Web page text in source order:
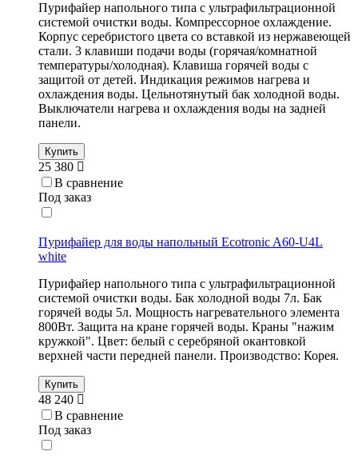
Пурифайер напольного типа с ультрафильтрационной
системой очистки воды. Компрессорное охлаждение.
Корпус серебристого цвета со вставкой из нержавеющей
стали. 3 клавиши подачи воды (горячая/комнатной
температуры/холодная). Клавиша горячей воды с
защитой от детей. Индикация режимов нагрева и
охлаждения воды. Цельнотянутый бак холодной воды.
Выключатели нагрева и охлаждения воды на задней
панели.
Купить
25 380
В сравнение
Под заказ
Пурифайер для воды напольный Ecotronic A60-U4L
white
Пурифайер напольного типа с ультрафильтрационной
системой очистки воды. Бак холодной воды 7л. Бак
горячей воды 5л. Мощность нагревательного элемента
800Вт. Защита на кране горячей воды. Краны "нажим
кружкой". Цвет: белый с серебряной окантовкой
верхней части передней панели. Производство: Корея.
Купить
48 240
В сравнение
Под заказ